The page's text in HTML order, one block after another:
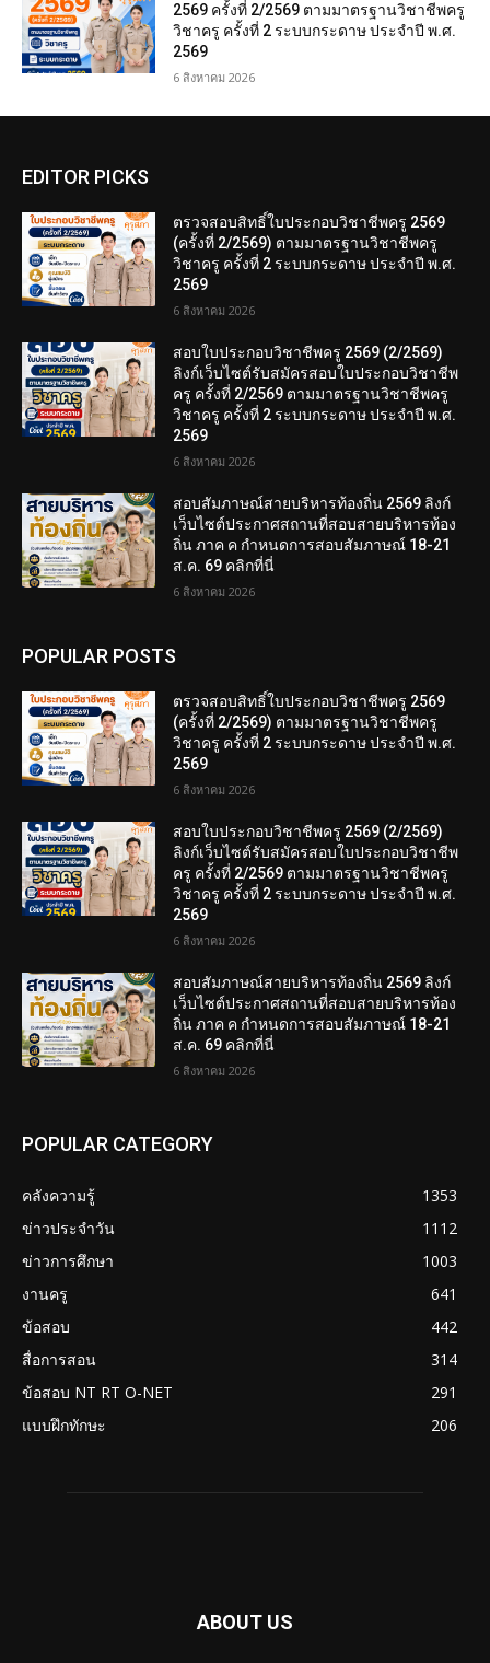
2569 ครั้งที่ 2/2569 ตามมาตรฐานวิชาชีพครู
วิชาครู ครั้งที่ 2 ระบบกระดาษ ประจำปี พ.ศ.
2569
6 สิงหาคม 2026
EDITOR PICKS
ตรวจสอบสิทธิ์ใบประกอบวิชาชีพครู 2569
(ครั้งที่ 2/2569) ตามมาตรฐานวิชาชีพครู
วิชาครู ครั้งที่ 2 ระบบกระดาษ ประจำปี พ.ศ.
2569
6 สิงหาคม 2026
สอบใบประกอบวิชาชีพครู 2569 (2/2569)
ลิงก์เว็บไซต์รับสมัครสอบใบประกอบวิชาชีพ
ครู ครั้งที่ 2/2569 ตามมาตรฐานวิชาชีพครู
วิชาครู ครั้งที่ 2 ระบบกระดาษ ประจำปี พ.ศ.
2569
6 สิงหาคม 2026
สอบสัมภาษณ์สายบริหารท้องถิ่น 2569 ลิงก์
เว็บไซต์ประกาศสถานที่สอบสายบริหารท้อง
ถิ่น ภาค ค กำหนดการสอบสัมภาษณ์ 18-21
ส.ค. 69 คลิกที่นี่
6 สิงหาคม 2026
POPULAR POSTS
ตรวจสอบสิทธิ์ใบประกอบวิชาชีพครู 2569
(ครั้งที่ 2/2569) ตามมาตรฐานวิชาชีพครู
วิชาครู ครั้งที่ 2 ระบบกระดาษ ประจำปี พ.ศ.
2569
6 สิงหาคม 2026
สอบใบประกอบวิชาชีพครู 2569 (2/2569)
ลิงก์เว็บไซต์รับสมัครสอบใบประกอบวิชาชีพ
ครู ครั้งที่ 2/2569 ตามมาตรฐานวิชาชีพครู
วิชาครู ครั้งที่ 2 ระบบกระดาษ ประจำปี พ.ศ.
2569
6 สิงหาคม 2026
สอบสัมภาษณ์สายบริหารท้องถิ่น 2569 ลิงก์
เว็บไซต์ประกาศสถานที่สอบสายบริหารท้อง
ถิ่น ภาค ค กำหนดการสอบสัมภาษณ์ 18-21
ส.ค. 69 คลิกที่นี่
6 สิงหาคม 2026
POPULAR CATEGORY
คลังความรู้
1353
ข่าวประจำวัน
1112
ข่าวการศึกษา
1003
งานครู
641
ข้อสอบ
442
สื่อการสอน
314
ข้อสอบ NT RT O-NET
291
แบบฝึกทักษะ
206
ABOUT US